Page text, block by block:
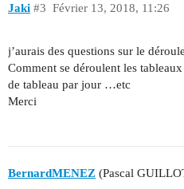
Jaki Février 13, 2018, 11:26
#3
j’aurais des questions sur le
Comment se déroulent les
de tableau par jour …etc
Merci
BernardMENEZ (Pascal